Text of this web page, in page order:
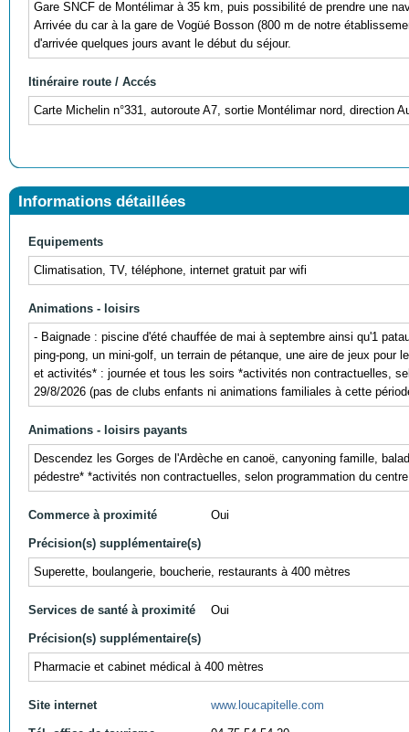
Gare SNCF de Montélimar à 35 km, puis possibilité de prendre une
Arrivée du car à la gare de Vogüé Bosson (800 m de notre
d'arrivée quelques jours avant le début du séjour.
Itinéraire route / Accés
Carte Michelin n°331, autoroute A7, sortie Montélimar nord, direction
Informations détaillées
Equipements
Climatisation, TV, téléphone, internet gratuit par wifi
Animations - loisirs
- Baignade : piscine d'été chauffée de mai à septembre ainsi qu'1
ping-pong, un mini-golf, un terrain de pétanque, une aire de jeux pour
et activités* : journée et tous les soirs *activités non contractuelles,
29/8/2026 (pas de clubs enfants ni animations familiales à cette
Animations - loisirs payants
Descendez les Gorges de l'Ardèche en canoë, canyoning famille,
pédestre* *activités non contractuelles, selon programmation du
Commerce à proximité Oui
Précision(s) supplémentaire(s)
Superette, boulangerie, boucherie, restaurants à 400 mètres
Services de santé à proximité Oui
Précision(s) supplémentaire(s)
Pharmacie et cabinet médical à 400 mètres
Site internet www.loucapitelle.com